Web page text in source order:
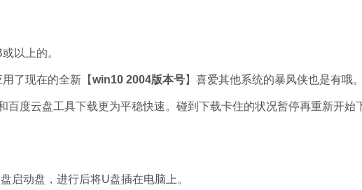
以上的。
了现在的全新【win10 2004版本号】喜爱其他系统的暴风侠也是有哦
百度云盘工具下载更为平稳快速。碰到下载卡住的状况暂停再重新开始
启动盘，进行后将U盘插在电脑上。